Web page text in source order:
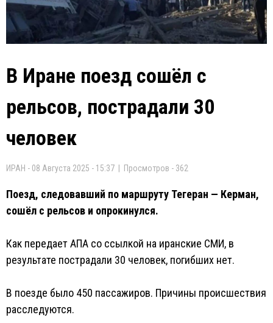
В Иране поезд сошёл с
рельсов, пострадали 30
человек
ИРАН - 08 Августа 2025 - 15:37 | Просмотров - 362
Поезд, следовавший по маршруту Тегеран — Керман,
сошёл с рельсов и опрокинулся.
Как передает AПA со ссылкой на иранские СМИ, в
результате пострадали 30 человек, погибших нет.
В поезде было 450 пассажиров. Причины происшествия
расследуются.